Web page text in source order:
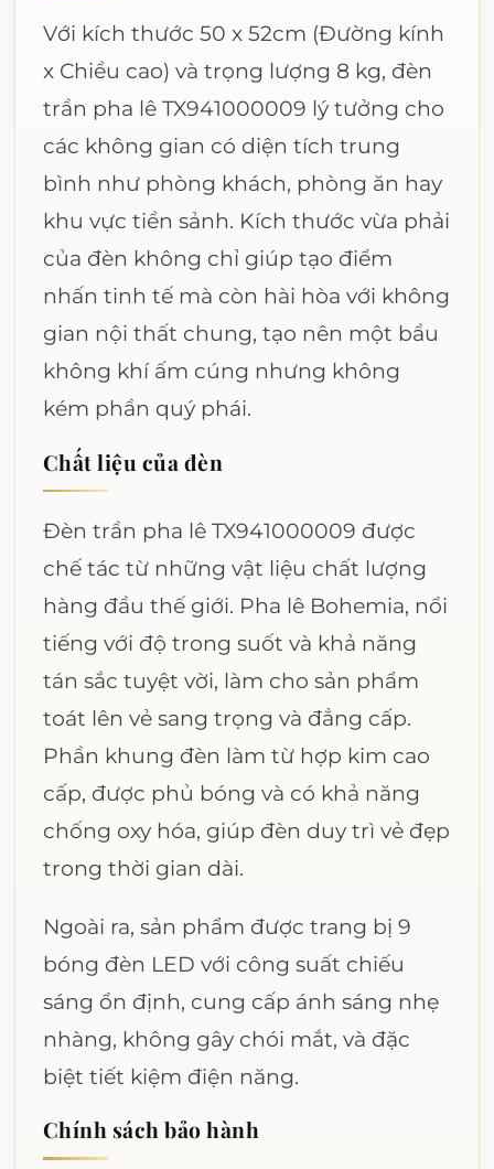
Với kích thước 50 x 52cm (Đường kính
x Chiều cao) và trọng lượng 8 kg, đèn
trần pha lê TX941000009 lý tưởng cho
các không gian có diện tích trung
bình như phòng khách, phòng ăn hay
khu vực tiền sảnh. Kích thước vừa phải
của đèn không chỉ giúp tạo điểm
nhấn tinh tế mà còn hài hòa với không
gian nội thất chung, tạo nên một bầu
không khí ấm cúng nhưng không
kém phần quý phái.
Chất liệu của đèn
Đèn trần pha lê TX941000009 được
chế tác từ những vật liệu chất lượng
hàng đầu thế giới. Pha lê Bohemia, nổi
tiếng với độ trong suốt và khả năng
tán sắc tuyệt vời, làm cho sản phẩm
toát lên vẻ sang trọng và đẳng cấp.
Phần khung đèn làm từ hợp kim cao
cấp, được phủ bóng và có khả năng
chống oxy hóa, giúp đèn duy trì vẻ đẹp
trong thời gian dài.
Ngoài ra, sản phẩm được trang bị 9
bóng đèn LED với công suất chiếu
sáng ổn định, cung cấp ánh sáng nhẹ
nhàng, không gây chói mắt, và đặc
biệt tiết kiệm điện năng.
Chính sách bảo hành